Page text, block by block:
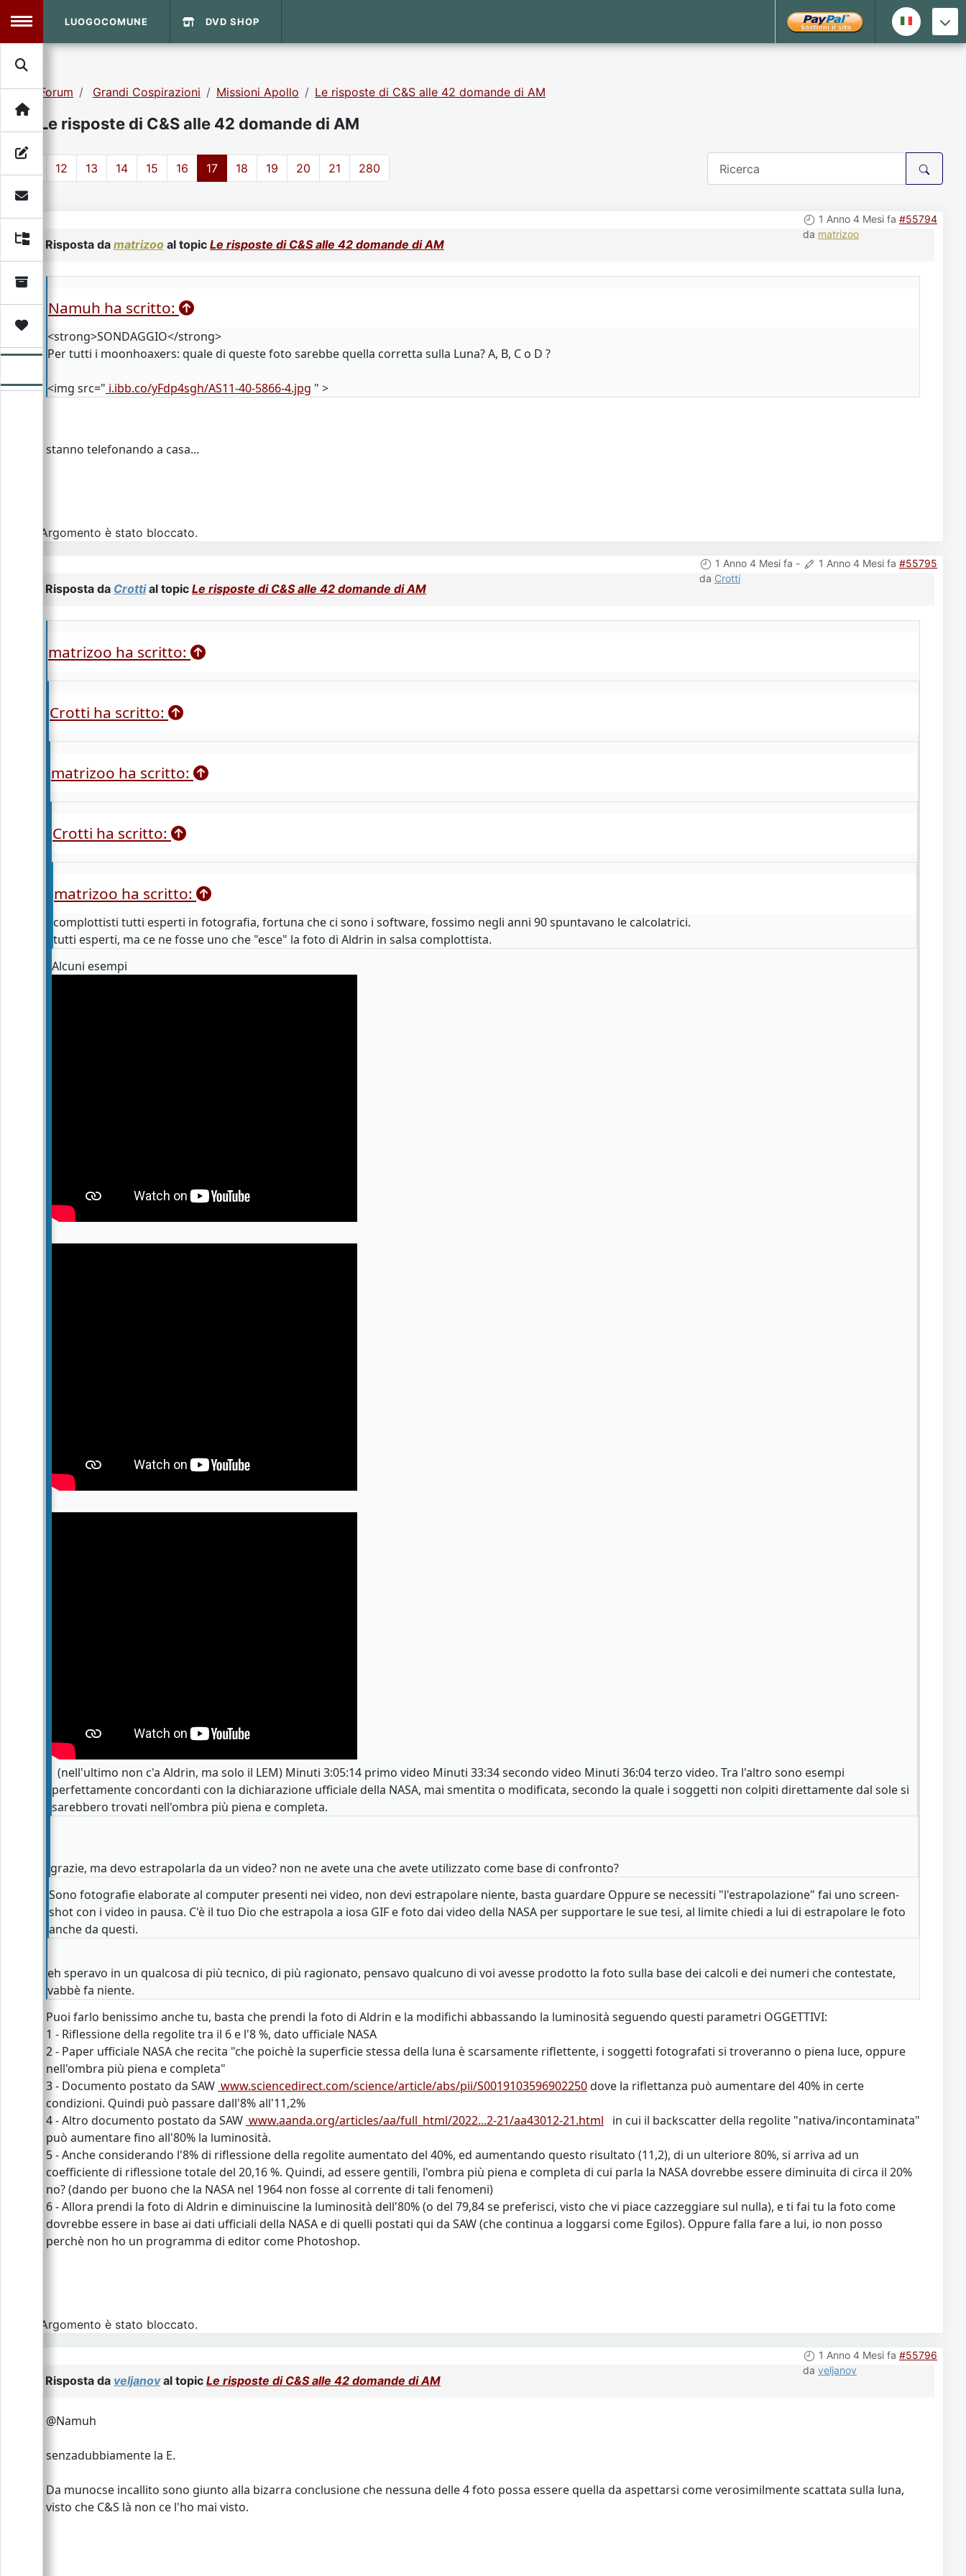
MENU
Search
DVD Shop
Info Sito
Login
Vecchio Sito
LUOGOCOMUNE DVD SHOP
Forum Grandi Cospirazioni Missioni Apollo Le risposte di C&S alle 42 domande di AM
Le risposte di C&S alle 42 domande di AM
12 13 14 15 16 17 18 19 20 21 280
1 Anno 4 Mesi fa #55794
da matrizoo
Risposta da matrizoo al topic Le risposte di C&S alle 42 domande di AM
Namuh ha scritto:
<strong>SONDAGGIO</strong>
Per tutti i moonhoaxers: quale di queste foto sarebbe quella corretta sulla Luna? A, B, C o D ?
<img src=" i.ibb.co/yFdp4sgh/AS11-40-5866-4.jpg " >
stanno telefonando a casa...
L\'Argomento è stato bloccato.
1 Anno 4 Mesi fa - 1 Anno 4 Mesi fa #55795
da Crotti
Risposta da Crottial topic Le risposte di C&S alle 42 domande di AM
matrizoo ha scritto:
Crotti ha scritto:
matrizoo ha scritto:
Crotti ha scritto:
matrizoo ha scritto:
complottisti tutti esperti in fotografia, fortuna che ci sono i software, fossimo negli anni 90 spuntavano le calcolatrici.
tutti esperti, ma ce ne fosse uno che "esce" la foto di Aldrin in salsa complottista.
Alcuni esempi
(nell'ultimo non c'a Aldrin, ma solo il LEM) Minuti 3:05:14 primo video Minuti 33:34 secondo video Minuti 36:04 terzo video. Tra l'altro sono esempi
perfettamente concordanti con la dichiarazione ufficiale della NASA, mai smentita o modificata, secondo la quale i soggetti non colpiti direttamente dal sole si
sarebbero trovati nell'ombra più piena e completa.
grazie, ma devo estrapolarla da un video? non ne avete una che avete utilizzato come base di confronto?
Sono fotografie elaborate al computer presenti nei video, non devi estrapolare niente, basta guardare Oppure se necessiti "l'estrapolazione" fai uno screen-
shot con i video in pausa. C'è il tuo Dio che estrapola a iosa GIF e foto dai video della NASA per supportare le sue tesi, al limite chiedi a lui di estrapolare le foto
anche da questi.
eh speravo in un qualcosa di più tecnico, di più ragionato, pensavo qualcuno di voi avesse prodotto la foto sulla base dei calcoli e dei numeri che contestate,
vabbè fa niente.
Puoi farlo benissimo anche tu, basta che prendi la foto di Aldrin e la modifichi abbassando la luminosità seguendo questi parametri OGGETTIVI:
1 - Riflessione della regolite tra il 6 e l'8 %, dato ufficiale NASA
2 - Paper ufficiale NASA che recita "che poichè la superficie stessa della luna è scarsamente riflettente, i soggetti fotografati si troveranno o piena luce, oppure
nell'ombra più piena e completa"
3 - Documento postato da SAW www.sciencedirect.com/science/article/abs/pii/S0019103596902250dove la riflettanza può aumentare del 40% in certe
condizioni. Quindi può passare dall'8% all'11,2%
4 - Altro documento postato da SAW www.aanda.org/articles/aa/full_html/2022...2-21/aa43012-21.html in cui il backscatter della regolite "nativa/incontaminata"
può aumentare fino all'80% la luminosità.
5 - Anche considerando l'8% di riflessione della regolite aumentato del 40%, ed aumentando questo risultato (11,2), di un ulteriore 80%, si arriva ad un
coefficiente di riflessione totale del 20,16 %. Quindi, ad essere gentili, l'ombra più piena e completa di cui parla la NASA dovrebbe essere diminuita di circa il 20%
no? (dando per buono che la NASA nel 1964 non fosse al corrente di tali fenomeni)
6 - Allora prendi la foto di Aldrin e diminuiscine la luminosità dell'80% (o del 79,84 se preferisci, visto che vi piace cazzeggiare sul nulla), e ti fai tu la foto come
dovrebbe essere in base ai dati ufficiali della NASA e di quelli postati qui da SAW (che continua a loggarsi come Egilos). Oppure falla fare a lui, io non posso
perchè non ho un programma di editor come Photoshop.
L\'Argomento è stato bloccato.
1 Anno 4 Mesi fa #55796
da veljanov
Risposta da veljanoval topic Le risposte di C&S alle 42 domande di AM
@Namuh
senzadubbiamente la E.
Da munocse incallito sono giunto alla bizarra conclusione che nessuna delle 4 foto possa essere quella da aspettarsi come verosimilmente scattata sulla luna,
visto che C&S là non ce l'ho mai visto.